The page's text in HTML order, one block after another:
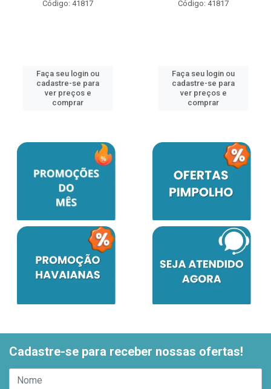
Código: 41817
Faça seu login ou
cadastre-se para
ver preços e
comprar
Código: 41817
Faça seu login ou
cadastre-se para
ver preços e
comprar
Cadastre-se para receber nossas ofertas!